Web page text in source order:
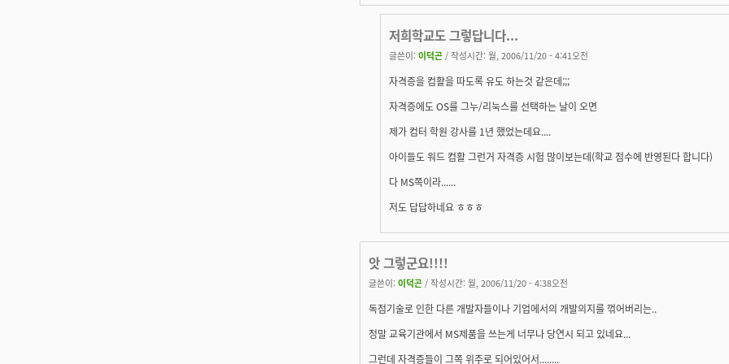
저희학교도 그렇답니다...
글쓴이: 이덕곤 / 작성시간: 월, 2006/11/20 - 4:41오전
자격증을 컴활을 따도록 유도 하는것 같은데;;;
자격증에도 OS를 그누/리눅스를 선택하는 날이 오면
제가 컴터 학원 강사를 1년 했었는데요....
아이들도 워드 컴활 그런거 자격증 시험 많이보는데(학교 점수에 반영된다 합니다)
다 MS쪽이라......
저도 답답하네요 ㅎㅎㅎ
앗 그렇군요!!!!
글쓴이: 이덕곤 / 작성시간: 월, 2006/11/20 - 4:38오전
독점기술로 인한 다른 개발자들이나 기업에서의 개발의지를 꺾어버리는..
정말 교육기관에서 MS제품을 쓰는게 너무나 당연시 되고 있네요...
그런데 자격증들이 그쪽 위주로 되어있어서........